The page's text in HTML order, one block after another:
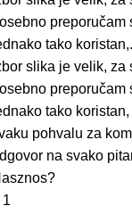
preporučam
tako koristan,
slika je velik, za
preporučam
tako
pohvalu za
na svako
1